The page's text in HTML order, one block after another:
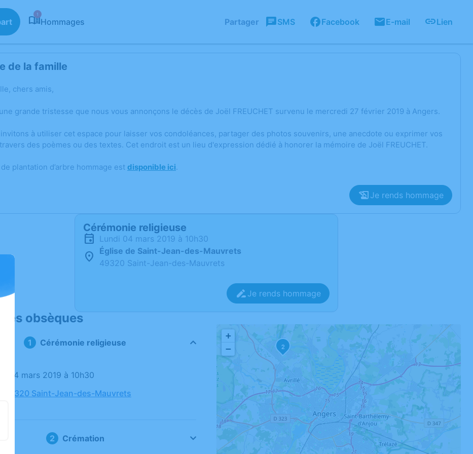
1
Hommages Partager SMS Facebook E-mail Lien
de la famille
chers amis,
une grande tristesse que nous vous annonçons le décès de Joël FREUCHET survenu le mercredi 27 février 2019 à Angers.
à utiliser cet espace pour laisser vos condoléances, partager des photos souvenirs, une anecdote ou exprimer vos
des poèmes ou des textes. Cet endroit est un lieu d'expression dédié à honorer la mémoire de Joël FREUCHET.
plantation d’arbre hommage est disponible ici.
Je rends hommage
Cérémonie religieuse
lundi 04 mars 2019 à 10h30
Église de Saint-Jean-des-Mauvrets
49320 Saint-Jean-des-Mauvrets
Je rends hommage
des obsèques
Cérémonie religieuse
04 mars 2019 à 10h30
49320 Saint-Jean-des-Mauvrets
Crémation
2
+
−